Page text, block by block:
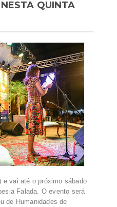
QUINTA
e vai até o próximo sábado
Falada. O evento será
de Humanidades de